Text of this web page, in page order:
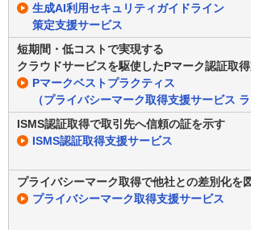
生成AI利用セキュリティガイドライン
策定支援サービス
短期間・低コストで実現する
クラウドサービスを駆使したPマーク認証取得支
Pマークベストプラクティス
（プライバシーマーク取得支援サービス ライ
ISMS認証取得で取引先へ信頼の証を示す
ISMS認証取得支援サービス
プライバシーマーク取得で他社との差別化を図る
プライバシーマーク取得支援サービス